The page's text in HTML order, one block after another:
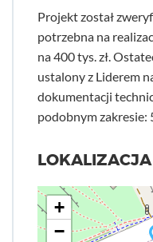
Projekt został
potrzebna na
na 400 tys. zł.
ustalony z Liderem
dokumentacji
podobnym zakresie:
LOKALIZACJA
+
−